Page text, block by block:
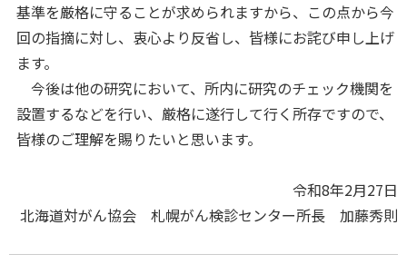
基準を厳格に守ることが求められますから、この点から今
回の指摘に対し、衷心より反省し、皆様にお詫び申し上げ
ます。
今後は他の研究において、所内に研究のチェック機関を
設置するなどを行い、厳格に遂行して行く所存ですので、
皆様のご理解を賜りたいと思います。
令和8年2月27日
北海道対がん協会 札幌がん検診センター所長 加藤秀則